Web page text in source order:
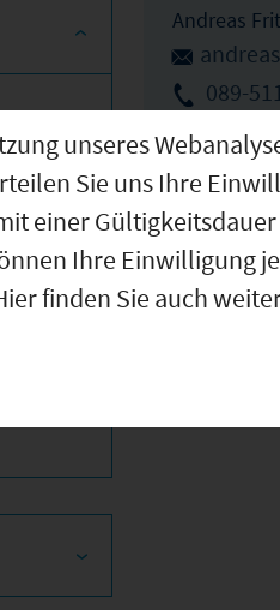
Andreas
089-
unseres
Sie uns Ihre
einer
Ihre Einwilligung
finden Sie auch